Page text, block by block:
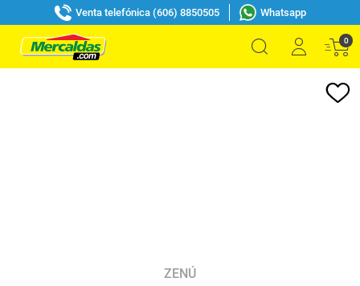
Venta telefónica (606) 8850505 Whatsapp
0
ZENÚ